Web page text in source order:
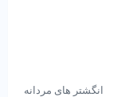
انگشتر های مردانه